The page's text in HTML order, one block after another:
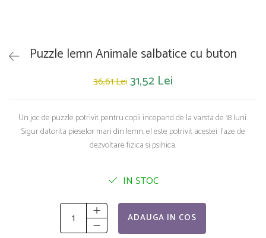
Puzzle lemn Animale salbatice cu buton
36,61 Lei31,52 Lei
Un joc de puzzle potrivit pentru copii incepand de la varsta de 18 luni.
Sigur datorita pieselor mari din lemn, el este potrivit acestei faze de
dezvoltare fizica si psihica.
IN STOC
ADAUGA IN COS